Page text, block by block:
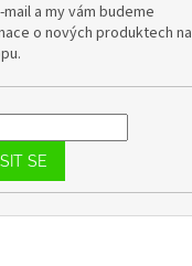
a my vám budeme
o nových produktech na
SE